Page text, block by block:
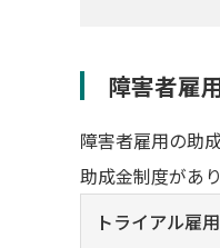
障害者雇
障害者雇用の助
助成金制度があ
トライアル雇